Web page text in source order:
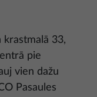
33,
pie
vien dažu
Pasaules